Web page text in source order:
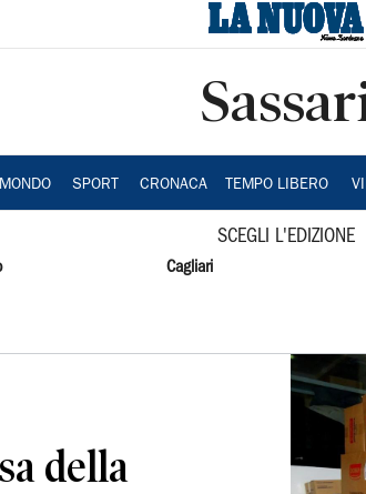
SPORT CRONACA TEMPO LIBERO
SCEGLI L'EDIZIONE
Cagliari
della